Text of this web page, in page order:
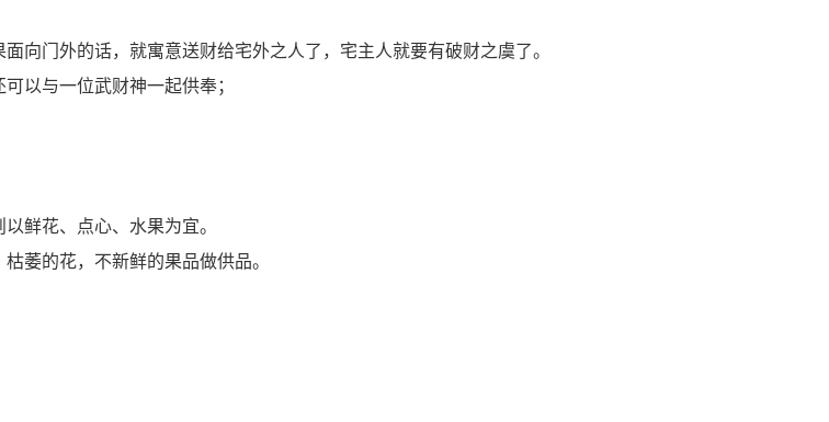
向门外的话，就寓意送财给宅外之人了，宅主人就要有破财之虞了。
以与一位武财神一起供奉；
鲜花、点心、水果为宜。
萎的花，不新鲜的果品做供品。